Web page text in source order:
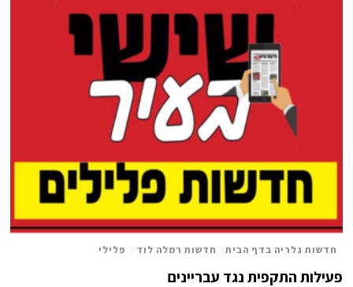
חדשות גלריה בדף הבית חדשות רמלה לוד פלילי
פעילות התקפית נגד עבריינים